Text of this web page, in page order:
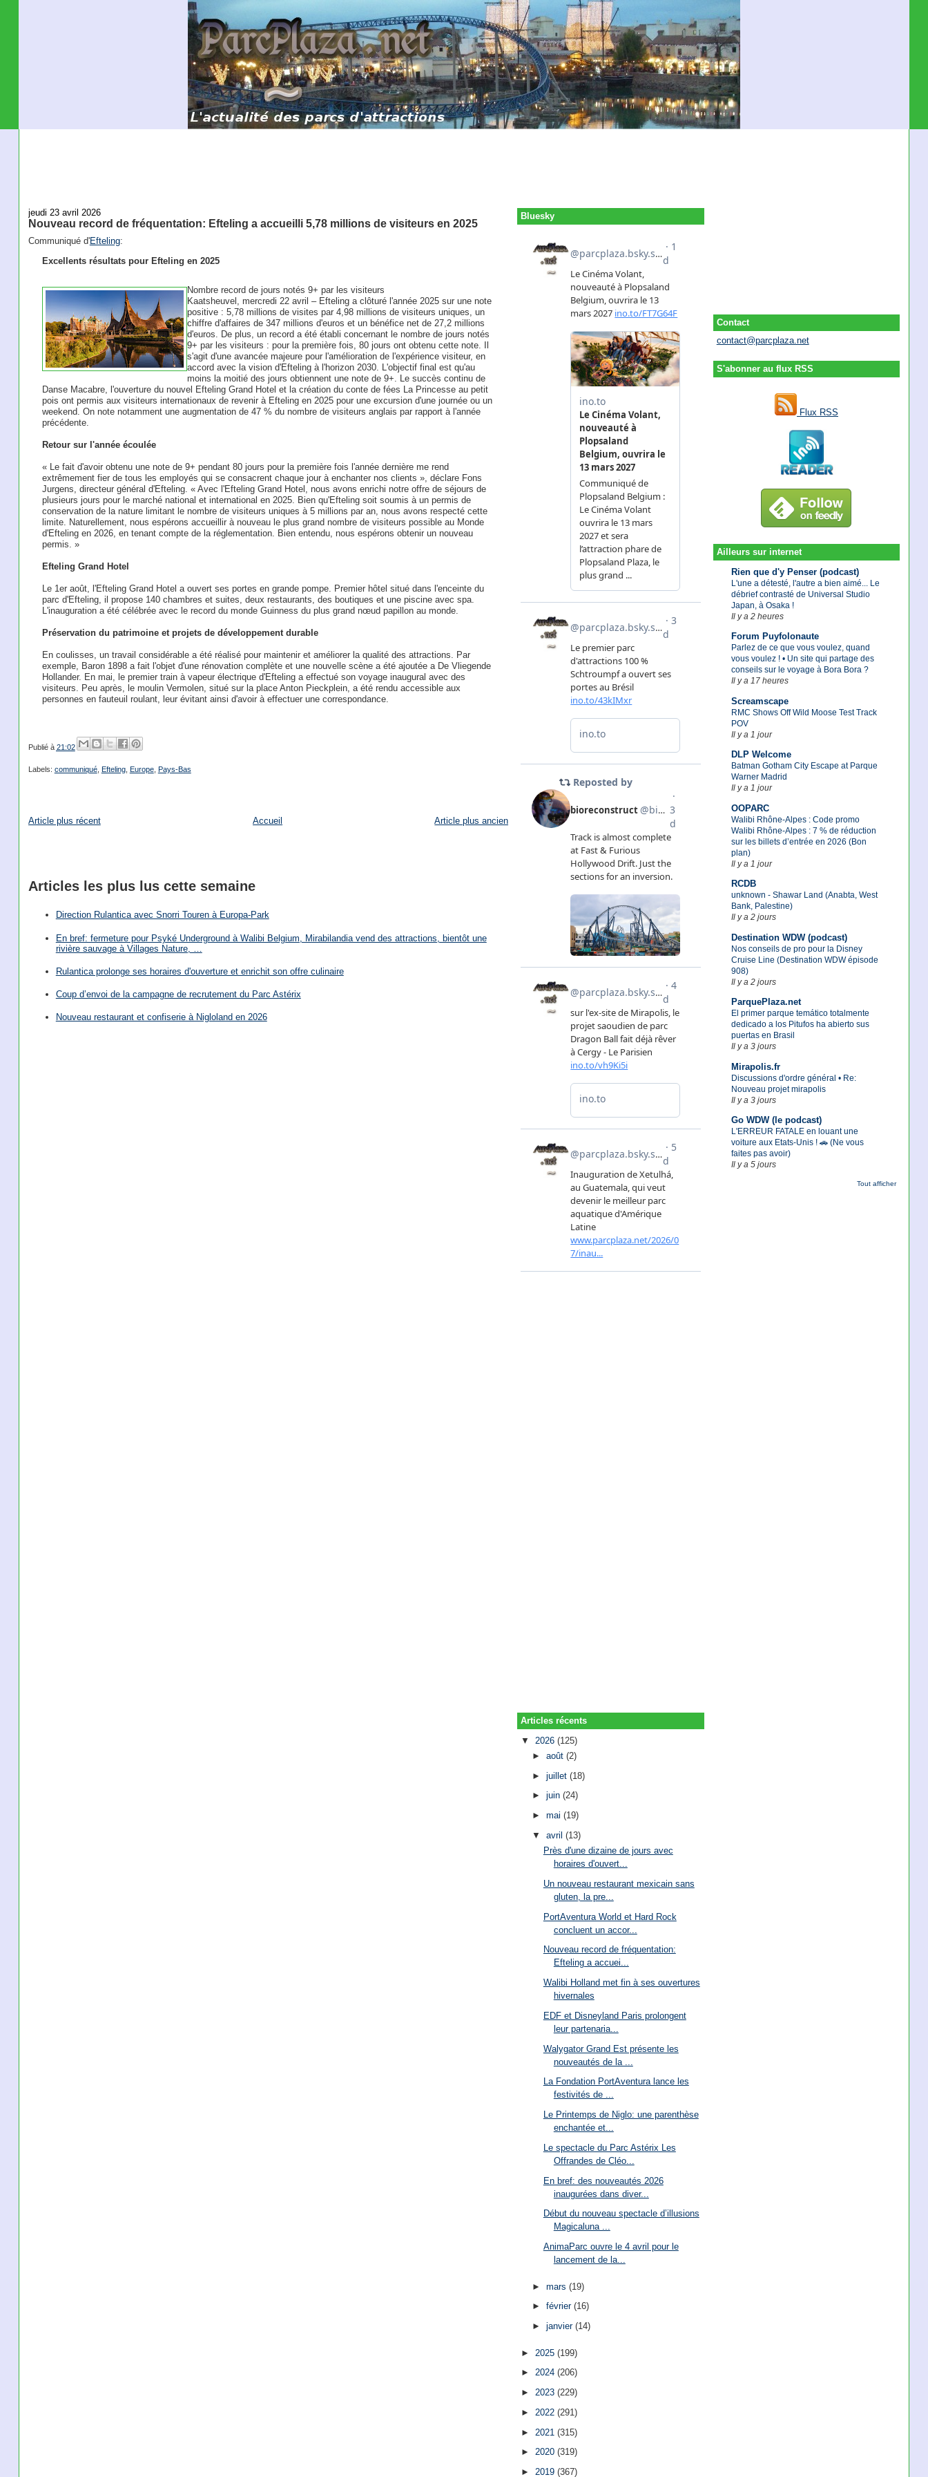
Contact
contact@parcplaza.net
S'abonner au flux RSS
Flux RSS
Ailleurs sur internet
Rien que d'y Penser (podcast)
L'une a détesté, l'autre a bien aimé... Le
débrief contrasté de Universal Studio
Japan, à Osaka !
Il y a 2 heures
Forum Puyfolonaute
Parlez de ce que vous voulez, quand
vous voulez ! • Un site qui partage des
conseils sur le voyage à Bora Bora ?
Il y a 17 heures
Screamscape
RMC Shows Off Wild Moose Test Track
POV
Il y a 1 jour
DLP Welcome
Batman Gotham City Escape at Parque
Warner Madrid
Il y a 1 jour
OOPARC
Walibi Rhône-Alpes : Code promo
Walibi Rhône-Alpes : 7 % de réduction
sur les billets d’entrée en 2026 (Bon
plan)
Il y a 1 jour
RCDB
unknown - Shawar Land (Anabta, West
Bank, Palestine)
Il y a 2 jours
Destination WDW (podcast)
Nos conseils de pro pour la Disney
Cruise Line (Destination WDW épisode
908)
Il y a 2 jours
ParquePlaza.net
El primer parque temático totalmente
dedicado a los Pitufos ha abierto sus
puertas en Brasil
Il y a 3 jours
Mirapolis.fr
Discussions d'ordre général • Re:
Nouveau projet mirapolis
Il y a 3 jours
Go WDW (le podcast)
L'ERREUR FATALE en louant une
voiture aux Etats-Unis ! 🚗 (Ne vous
faites pas avoir)
Il y a 5 jours
Tout afficher
jeudi 23 avril 2026
Nouveau record de fréquentation: Efteling a accueilli 5,78 millions de visiteurs en 2025
Communiqué d'Efteling:
Excellents résultats pour Efteling en 2025
Nombre record de jours notés 9+ par les visiteurs
Kaatsheuvel, mercredi 22 avril – Efteling a clôturé l'année 2025 sur une note
positive : 5,78 millions de visites par 4,98 millions de visiteurs uniques, un
chiffre d'affaires de 347 millions d'euros et un bénéfice net de 27,2 millions
d'euros. De plus, un record a été établi concernant le nombre de jours notés
9+ par les visiteurs : pour la première fois, 80 jours ont obtenu cette note. Il
s'agit d'une avancée majeure pour l'amélioration de l'expérience visiteur, en
accord avec la vision d'Efteling à l'horizon 2030. L'objectif final est qu'au
moins la moitié des jours obtiennent une note de 9+. Le succès continu de
Danse Macabre, l'ouverture du nouvel Efteling Grand Hotel et la création du conte de fées La Princesse au petit
pois ont permis aux visiteurs internationaux de revenir à Efteling en 2025 pour une excursion d'une journée ou un
weekend. On note notamment une augmentation de 47 % du nombre de visiteurs anglais par rapport à l'année
précédente.
Retour sur l'année écoulée
« Le fait d'avoir obtenu une note de 9+ pendant 80 jours pour la première fois l'année dernière me rend
extrêmement fier de tous les employés qui se consacrent chaque jour à enchanter nos clients », déclare Fons
Jurgens, directeur général d'Efteling. « Avec l'Efteling Grand Hotel, nous avons enrichi notre offre de séjours de
plusieurs jours pour le marché national et international en 2025. Bien qu'Efteling soit soumis à un permis de
conservation de la nature limitant le nombre de visiteurs uniques à 5 millions par an, nous avons respecté cette
limite. Naturellement, nous espérons accueillir à nouveau le plus grand nombre de visiteurs possible au Monde
d'Efteling en 2026, en tenant compte de la réglementation. Bien entendu, nous espérons obtenir un nouveau
permis. »
Efteling Grand Hotel
Le 1er août, l'Efteling Grand Hotel a ouvert ses portes en grande pompe. Premier hôtel situé dans l'enceinte du
parc d'Efteling, il propose 140 chambres et suites, deux restaurants, des boutiques et une piscine avec spa.
L'inauguration a été célébrée avec le record du monde Guinness du plus grand nœud papillon au monde.
Préservation du patrimoine et projets de développement durable
En coulisses, un travail considérable a été réalisé pour maintenir et améliorer la qualité des attractions. Par
exemple, Baron 1898 a fait l'objet d'une rénovation complète et une nouvelle scène a été ajoutée a De Vliegende
Hollander. En mai, le premier train à vapeur électrique d'Efteling a effectué son voyage inaugural avec des
visiteurs. Peu après, le moulin Vermolen, situé sur la place Anton Pieckplein, a été rendu accessible aux
personnes en fauteuil roulant, leur évitant ainsi d'avoir à effectuer une correspondance.
Publié à 21:02
Labels: communiqué, Efteling, Europe, Pays-Bas
Article plus récent Article plus ancien
Accueil
Articles les plus lus cette semaine
Direction Rulantica avec Snorri Touren à Europa-Park
En bref: fermeture pour Psyké Underground à Walibi Belgium, Mirabilandia vend des attractions, bientôt une
rivière sauvage à Villages Nature, …
Rulantica prolonge ses horaires d'ouverture et enrichit son offre culinaire
Coup d’envoi de la campagne de recrutement du Parc Astérix
Nouveau restaurant et confiserie à Nigloland en 2026
Bluesky
Articles récents
▼ 2026(125)
► août (2)
► juillet (18)
► juin (24)
► mai (19)
▼ avril (13)
Près d'une dizaine de jours avec
horaires d'ouvert...
Un nouveau restaurant mexicain sans
gluten, la pre...
PortAventura World et Hard Rock
concluent un accor...
Nouveau record de fréquentation:
Efteling a accuei...
Walibi Holland met fin à ses ouvertures
hivernales
EDF et Disneyland Paris prolongent
leur partenaria...
Walygator Grand Est présente les
nouveautés de la ...
La Fondation PortAventura lance les
festivités de ...
Le Printemps de Niglo: une parenthèse
enchantée et...
Le spectacle du Parc Astérix Les
Offrandes de Cléo...
En bref: des nouveautés 2026
inaugurées dans diver...
Début du nouveau spectacle d’illusions
Magicaluna ...
AnimaParc ouvre le 4 avril pour le
lancement de la...
► mars (19)
► février (16)
► janvier (14)
► 2025(199)
►2024(206)
►2023(229)
► 2022(291)
► 2021(315)
►2020(319)
►2019(367)